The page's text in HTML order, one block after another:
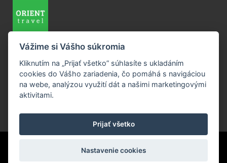
M.R. Štefánika 14, 94001 Nové Zámky
+421 35 321 14 26
info@orienttravel.sk
Vážime si Vášho súkromia
Kliknutím na „Prijať všetko” súhlasíte s ukladáním
cookies do Vášho zariadenia, čo pomáhá s navigáciou
na webe, analýzou využití dát a našimi marketingovými
aktivitami.
Prijať všetko
Nastavenie cookies